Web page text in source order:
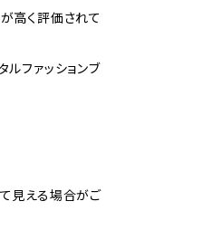
高く評価されて
ルファッションブ
見える場合がご